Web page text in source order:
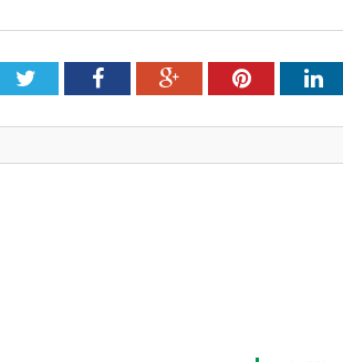
TwitterFacebookGoogle+Pinterest